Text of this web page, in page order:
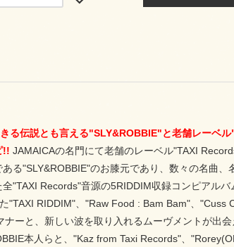
る伝説とも言える"SLY&ROBBIE"と老舗レーベ
!! JAMAICAの名門にて老舗のレーベル"TAXI
る"SLY&ROBBIE"のお膝元であり、数々の名曲
"TAXI Records"音源の5RIDDIM収録コンピアル
"TAXI RIDDIM"、"Raw Food : Bam Bam"、
ナーと、新しい波を取り入れるムーヴメントが出
本人らと、"Kaz from Taxi Records"、